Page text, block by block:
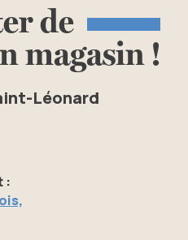
de
magasin !
Léonard
: